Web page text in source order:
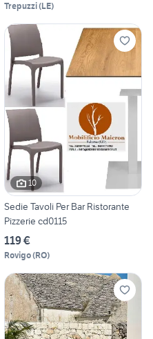
Trepuzzi(LE)
10
Sedie Tavoli Per Bar Ristorante
Pizzerie cd0115
119 €
Rovigo(RO)